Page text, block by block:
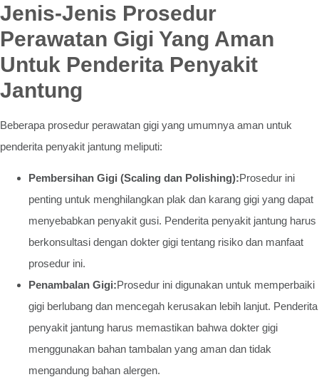
Jenis-Jenis Prosedur
Perawatan Gigi Yang Aman
Untuk Penderita Penyakit
Jantung
Beberapa prosedur perawatan gigi yang umumnya aman untuk
penderita penyakit jantung meliputi:
Pembersihan Gigi (Scaling dan Polishing):Prosedur ini
penting untuk menghilangkan plak dan karang gigi yang dapat
menyebabkan penyakit gusi. Penderita penyakit jantung harus
berkonsultasi dengan dokter gigi tentang risiko dan manfaat
prosedur ini.
Penambalan Gigi:Prosedur ini digunakan untuk memperbaiki
gigi berlubang dan mencegah kerusakan lebih lanjut. Penderita
penyakit jantung harus memastikan bahwa dokter gigi
menggunakan bahan tambalan yang aman dan tidak
mengandung bahan alergen.